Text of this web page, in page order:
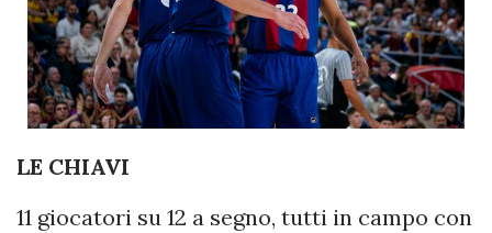
LE CHIAVI
11 giocatori su 12 a segno, tutti in campo con